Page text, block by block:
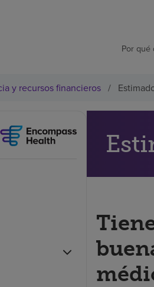
Por qué
y recursos financieros /